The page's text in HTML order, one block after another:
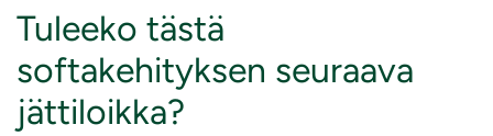
Tuleeko tästä
softakehityksen seuraava
jättiloikka?